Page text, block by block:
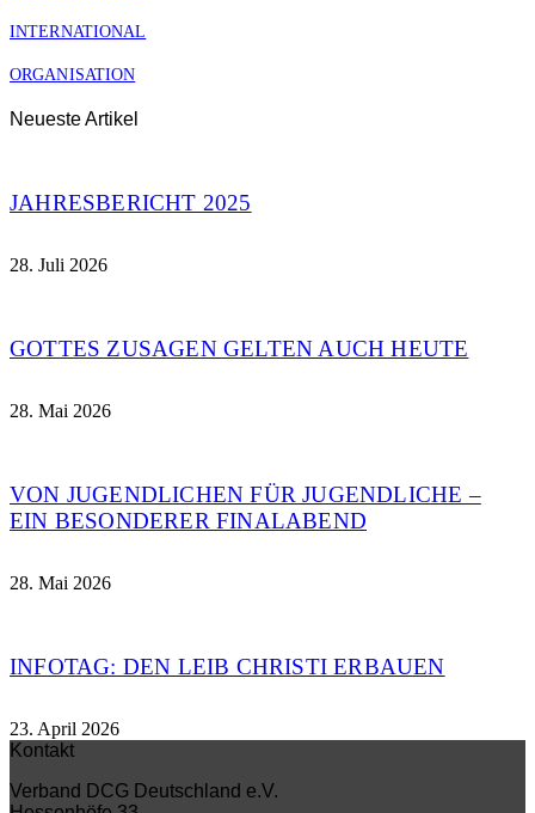
INTERNATIONAL
ORGANISATION
Neueste Artikel
JAHRESBERICHT 2025
28. Juli 2026
GOTTES ZUSAGEN GELTEN AUCH HEUTE
28. Mai 2026
VON JUGENDLICHEN FÜR JUGENDLICHE –
EIN BESONDERER FINALABEND
28. Mai 2026
INFOTAG: DEN LEIB CHRISTI ERBAUEN
23. April 2026
Kontakt
Verband DCG Deutschland e.V.